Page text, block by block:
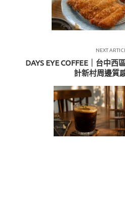
NEXT
DAYS EYE COFFEE｜台中
計新村周邊質